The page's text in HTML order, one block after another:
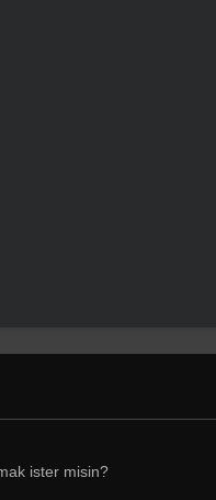
ister misin?